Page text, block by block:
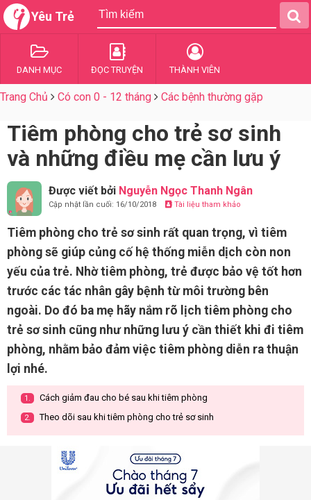
Yêu Trẻ
DANH MỤC ĐỌC TRUYỆN THÀNH VIÊN
Trang Chủ Có con 0 - 12 tháng Các bệnh thường gặp
Tiêm phòng cho trẻ sơ sinh
và những điều mẹ cần lưu ý
Được viết bởi Nguyễn Ngọc Thanh Ngân
Cập nhật lần cuối: 16/10/2018 Tài liệu tham khảo
Tiêm phòng cho trẻ sơ sinh rất quan trọng, vì tiêm
phòng sẽ giúp củng cố hệ thống miễn dịch còn non
yếu của trẻ. Nhờ tiêm phòng, trẻ được bảo vệ tốt hơn
trước các tác nhân gây bệnh từ môi trường bên
ngoài. Do đó ba mẹ hãy nắm rõ lịch tiêm phòng cho
trẻ sơ sinh cũng như những lưu ý cần thiết khi đi tiêm
phòng, nhằm bảo đảm việc tiêm phòng diễn ra thuận
lợi nhé.
1. Cách giảm đau cho bé sau khi tiêm phòng
2. Theo dõi sau khi tiêm phòng cho trẻ sơ sinh